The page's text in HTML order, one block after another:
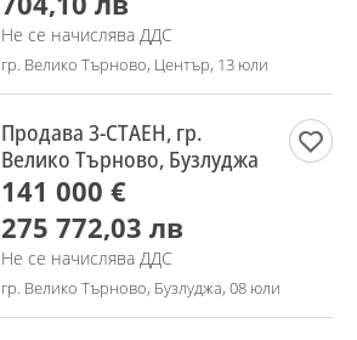
Не се начислява ДДС
гр. Велико Търново, Център, 13 юли
Продава 3-СТАЕН, гр.
Велико Търново, Бузлуджа
141 000 €
275 772,03 лв
Не се начислява ДДС
гр. Велико Търново, Бузлуджа, 08 юли